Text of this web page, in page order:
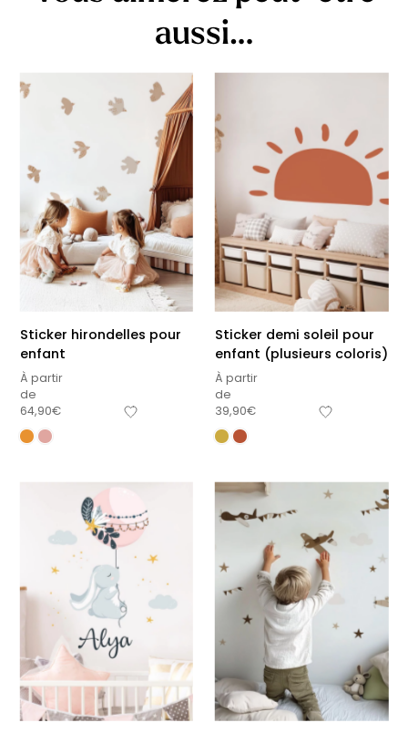
aussi…
Sticker hirondelles pour
enfant
À partir
de
64,90€
Sticker demi soleil pour
enfant (plusieurs coloris)
À partir
de
39,90€